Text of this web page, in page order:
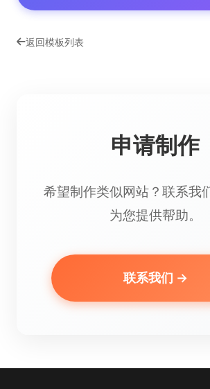
返回模板列表
申请制作
希望制作类似网站？联系我
为您提供帮助。
联系我们 →